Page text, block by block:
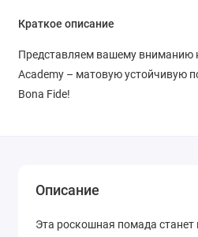
Краткое описание
Представляем вашему вниманию
Academy – матовую устойчивую
Bona Fide!
Описание
Эта роскошная помада